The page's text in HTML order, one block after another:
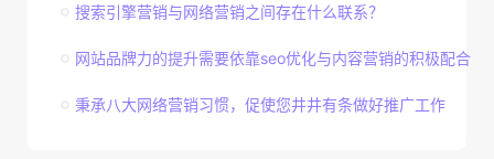
搜索引擎营销与网络营销之间存在什么联系？
网站品牌力的提升需要依靠seo优化与内容营销的积极配合
秉承八大网络营销习惯，促使您井井有条做好推广工作